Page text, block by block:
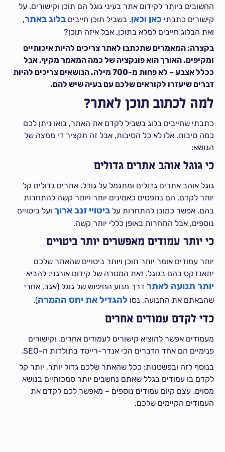
החשובים ביותר לקידום אתר בעיני גוגל הם תוכן וקישורים. על
קישורים כתבתיכאןוכאן. בשביל תוכן חייביםבלוג באתר,
ואת הבלוג חייבים למלא בתוכן. אבל איזה תוכן?
בקצרה: המאמרים שתכתבו לאתר צריכים להיות איכותיים
ומקיפים. האורך הוא פונקציה של כמה המאמר מקיף, אבל
ככלל אצבע – לא פחות מ-700 מילה. הנושאים צריכים להיות
דברים שיעזרו לקוראים שלכם עם בעיה שיש להם.
למה לכתוב תוכן לאתר?
כתבתי שחייבים בלוג בשביל לקדם את האתר, בואו ניתן לכם
כמה סיבות. אלו לא כל הסיבות, אבל זה תקציר די ממצה של
הנושא:
כי גוגל אוהב אתרים גדולים
גוגל אוהב אתרים גדולים ומתגמל על גודל. אתרים גדולים קל
יותר לקדם, הם נתפסים כאמינים יותר ויותר קשה להתחרות
בהם. אפשר כמובן להתחרות עלביטויי זנב ארוך ועל ביטויים
נוספים, אבל התחרות באופן כללי יותר קשה.
כי יותר עמודים מאפשרים יותר ביטויים
יותר עמודים אומר יותר תוכן ויותר ביטויים שהאתר שלכם
יתאנדקס בהם בגוגל. זאת המטרה של קידום אורגני: להביא
יותר תנועה לאתר דרך מנוע החיפוש של גוגל (אגב, אחרי
שהבאתם את התנועה, נסו להגדיל את יחס ההמרה).
כדי לקדם עמודים אחרים
מעמודים אפשר להוציא קישורים לעמודים אחרים, וקישורים
פנימיים הם אחד הדברים הכי אנדר-רייטד בתולדות ה-SEO.
בנוסף לזה ובפשטנות: ככל שהאתר שלכם גדול יותר, יותר קל
לקדם בו עמודים בגלל שאתם נחשבים יותר סמכותיים בנושא
מסוים. עצם קיום עמודים נוספים – מאפשר לכם לקדם את
העמודים הקיימים שלכם.